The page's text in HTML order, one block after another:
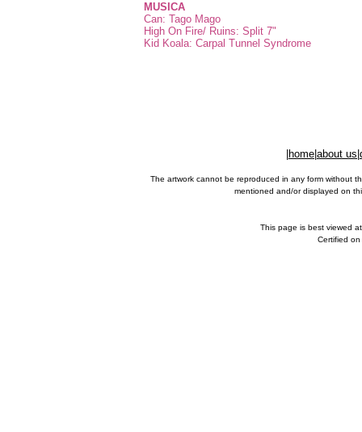
MUSICA
Can: Tago Mago
High On Fire/ Ruins: Split 7"
Kid Koala: Carpal Tunnel Syndrome
home about us
The artwork cannot be reproduced in any form without
mentioned and/or displayed on
This page is best viewed
Certified on